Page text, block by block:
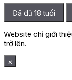
Đã đủ 18 tuổi
Website chỉ giới
trở lên.
×